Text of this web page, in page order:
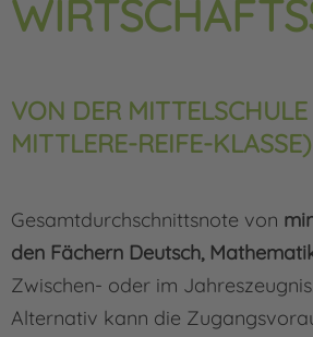
VON DER
MITTLERE-REIFE-KLASSE)
Gesamtdurchschnittsnote von
den Fächern Deutsch,
Zwischen- oder im Jahreszeugnis.
Alternativ kann die